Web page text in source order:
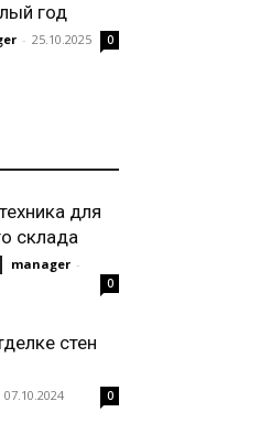
год
- 25.10.2025 0
для
склада
manager -
0
стен
07.10.2024 0